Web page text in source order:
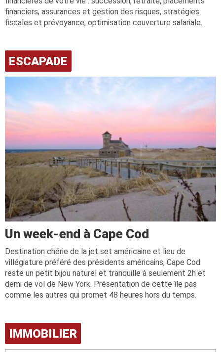
financiers, assurances et gestion des risques, stratégies
fiscales et prévoyance, optimisation couverture salariale.
ESCAPADE
Un week-end à Cape Cod
Destination chérie de la jet set américaine et lieu de
villégiature préféré des présidents américains, Cape Cod
reste un petit bijou naturel et tranquille à seulement 2h et
demi de vol de New York. Présentation de cette île pas
comme les autres qui promet 48 heures hors du temps.
IMMOBILIER